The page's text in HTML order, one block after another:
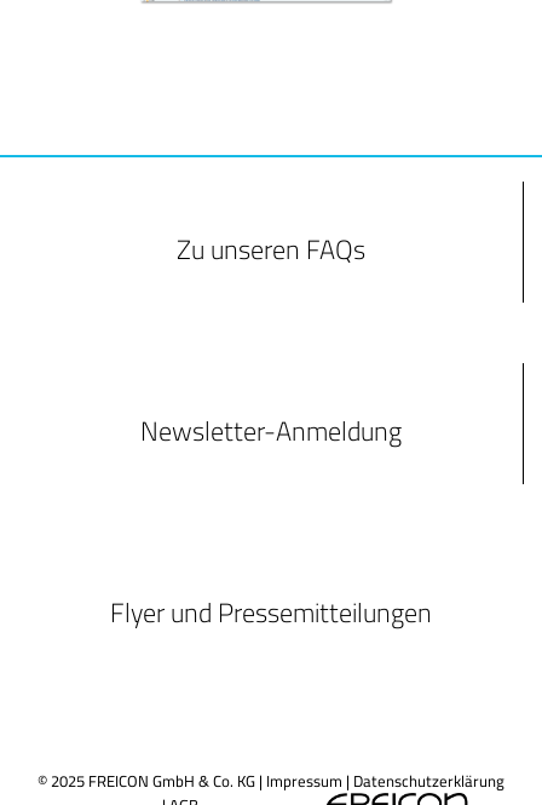
Zu unseren FAQs
Newsletter-Anmeldung
Flyer und Pressemitteilungen
© 2025 FREICON GmbH & Co. KG | Impressum | Datenschutzerklärung